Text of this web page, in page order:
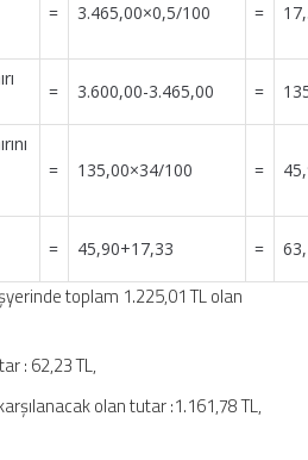
= 3.465,00×0,5/100 =
= 3.600,00-3.465,00 =
= 135,00×34/100 =
= 45,90+17,33 =
toplam 1.225,01 TL olan
: 62,23 TL,
olan tutar :1.161,78 TL,